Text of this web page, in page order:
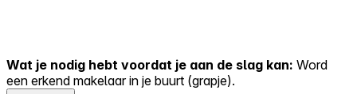
Wat je nodig hebt voordat je aan de slag kan: Word
een erkend makelaar in je buurt (grapje).